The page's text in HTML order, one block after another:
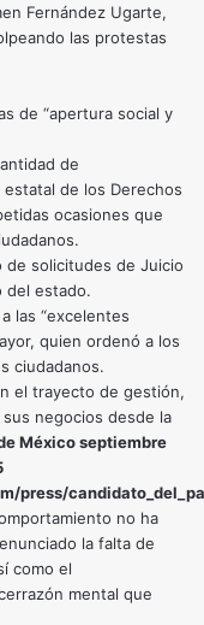
Fernández Ugarte,
las protestas
de “apertura social y
de
de los Derechos
ocasiones que
de solicitudes de Juicio
del estado.
las “excelentes
quien ordenó a los
ciudadanos.
el trayecto de gestión,
negocios desde la
México septiembre
no ha
la falta de
como el
mental que